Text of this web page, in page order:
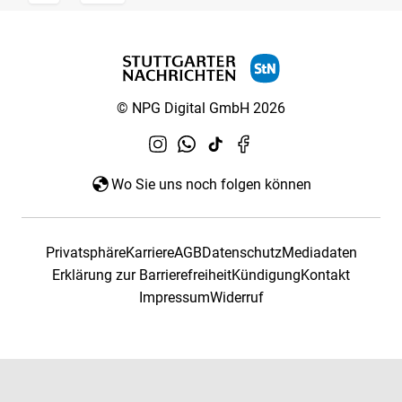
© NPG Digital GmbH 2026
Wo Sie uns noch folgen können
PrivatsphäreKarriereAGBDatenschutzMediadaten
Erklärung zur BarrierefreiheitKündigungKontakt
ImpressumWiderruf